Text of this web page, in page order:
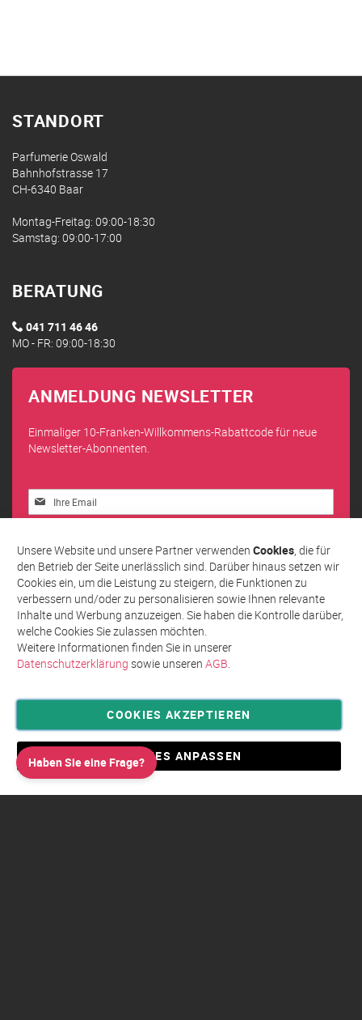
STANDORT
Parfumerie Oswald
Bahnhofstrasse 17
CH-6340 Baar
Montag-Freitag: 09:00-18:30
Samstag: 09:00-17:00
BERATUNG
041 711 46 46
MO - FR: 09:00-18:30
ANMELDUNG NEWSLETTER
Einmaliger 10-Franken-Willkommens-Rabattcode für neue
Newsletter-Abonnenten.
Melden
Sie
unseren
Newsletter
an:
Abonnieren
Privatsphäre und Datenschutz
Allgemeine Geschäftsbedingungen AGB
Impressum
Unsere Website und unsere Partner verwenden Cookies, die für
den Betrieb der Seite unerlässlich sind. Darüber hinaus setzen wir
Cookies ein, um die Leistung zu steigern, die Funktionen zu
verbessern und/oder zu personalisieren sowie Ihnen relevante
Inhalte und Werbung anzuzeigen. Sie haben die Kontrolle darüber,
welche Cookies Sie zulassen möchten.
Weitere Informationen finden Sie in unserer
Datenschutzerklärung sowie unseren AGB.
COOKIES AKZEPTIEREN
COOKIES ANPASSEN
Haben Sie eine Frage?